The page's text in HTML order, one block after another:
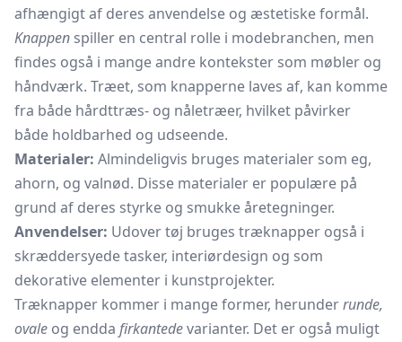
afhængigt af deres anvendelse og æstetiske formål.
Knappen spiller en central rolle i modebranchen, men
findes også i mange andre kontekster som møbler og
håndværk. Træet, som knapperne laves af, kan komme
fra både hårdttræs- og nåletræer, hvilket påvirker
både holdbarhed og udseende.
Materialer: Almindeligvis bruges materialer som eg,
ahorn, og valnød. Disse materialer er populære på
grund af deres styrke og smukke åretegninger.
Anvendelser: Udover tøj bruges træknapper også i
skræddersyede tasker, interiørdesign og som
dekorative elementer i kunstprojekter.
Træknapper kommer i mange former, herunderrunde,
ovale og endda firkantedevarianter. Det er også muligt